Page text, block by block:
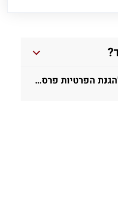
הרשות להגנת הפרטיות פרסמה הנחיות מפורטות לעניין השימוש במצלמות במקומות העבודה.